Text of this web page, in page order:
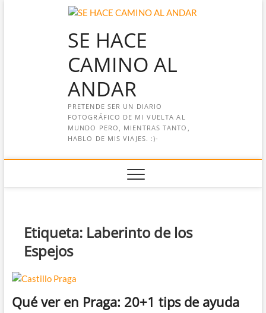
SE HACE
CAMINO AL
ANDAR
PRETENDE SER UN DIARIO
FOTOGRÁFICO DE MI VUELTA AL
MUNDO PERO, MIENTRAS TANTO,
HABLO DE MIS VIAJES. :)-
Etiqueta: Laberinto de los
Espejos
Qué ver en Praga: 20+1 tips de ayuda